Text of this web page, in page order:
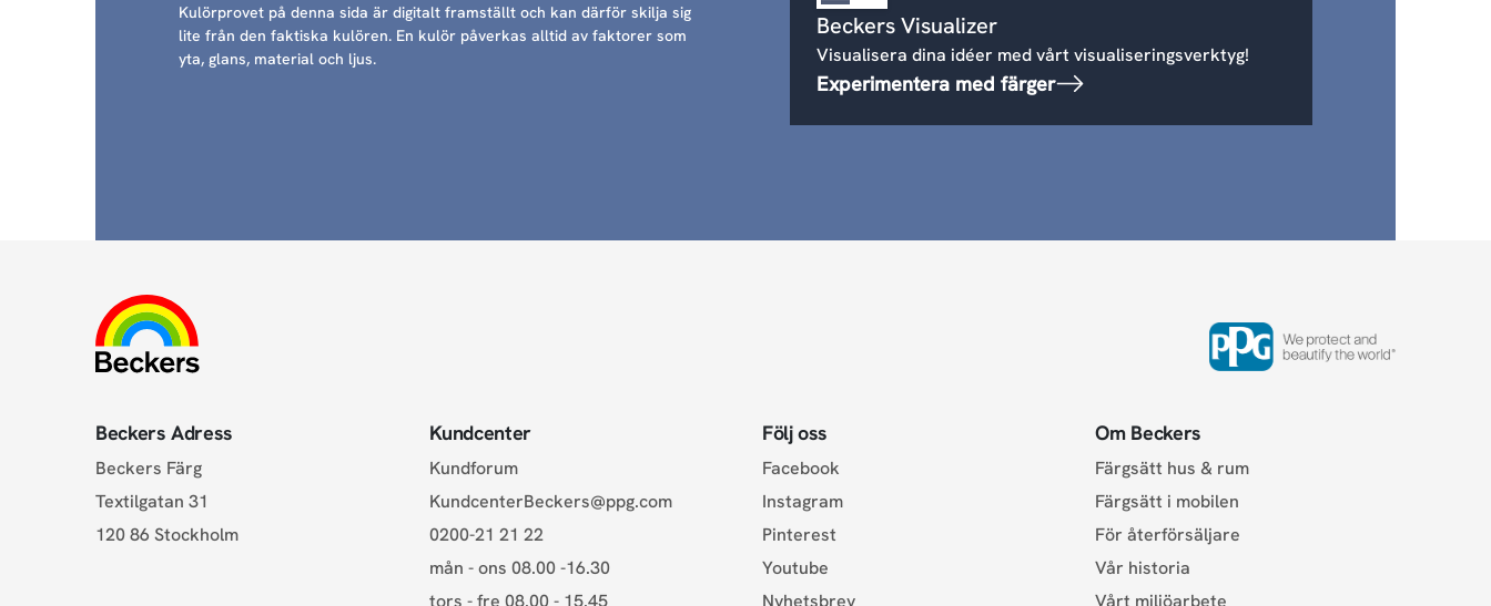
Kulörprovet på denna sida är digitalt framställt och kan därför skilja sig
lite från den faktiska kulören. En kulör påverkas alltid av faktorer som
yta, glans, material och ljus.
Beckers Visualizer
Visualisera dina idéer med vårt visualiseringsverktyg!
Experimentera med färger
Beckers Adress
Beckers Färg
Textilgatan 31
120 86 Stockholm
Kundcenter
Kundforum
KundcenterBeckers@ppg.com
0200-21 21 22
mån - ons 08.00 -16.30
tors - fre 08.00 - 15.45
Följ oss
Facebook
Instagram
Pinterest
Youtube
Nyhetsbrev
Om Beckers
Färgsätt hus & rum
Färgsätt i mobilen
För återförsäljare
Vår historia
Vårt miljöarbete